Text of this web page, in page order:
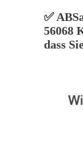
✅
56068
dass